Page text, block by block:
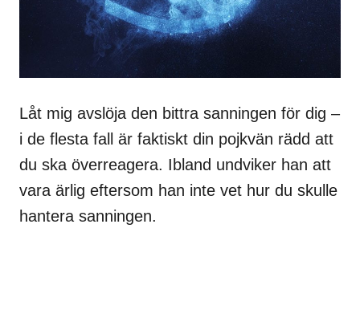
Låt mig avslöja den bittra sanningen för dig –
i de flesta fall är faktiskt din pojkvän rädd att
du ska överreagera. Ibland undviker han att
vara ärlig eftersom han inte vet hur du skulle
hantera sanningen.